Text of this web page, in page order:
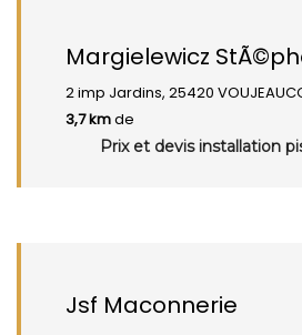
Margielewicz
2 imp Jardins, 25420
3,7 kmde
Prix et devis installation
Jsf Maconnerie